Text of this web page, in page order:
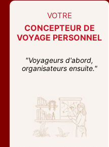
VOTRE
CONCEPTEUR DE
VOYAGE PERSONNEL
"Voyageurs d'abord,
organisateurs ensuite."